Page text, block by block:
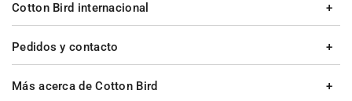
Pedidos y contacto
Más acerca de Cotton Bird
Cotton Bird internacional